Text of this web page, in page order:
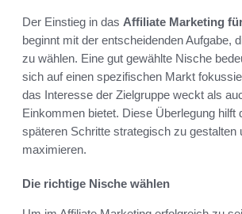
Der Einstieg in das Affiliate Marketing
beginnt mit der entscheidenden Aufgabe,
zu wählen. Eine gut gewählte Nische
sich auf einen spezifischen Markt
das Interesse der Zielgruppe weckt als
Einkommen bietet. Diese Überlegung hilft
späteren Schritte strategisch zu gestalten
maximieren.
Die richtige Nische wählen